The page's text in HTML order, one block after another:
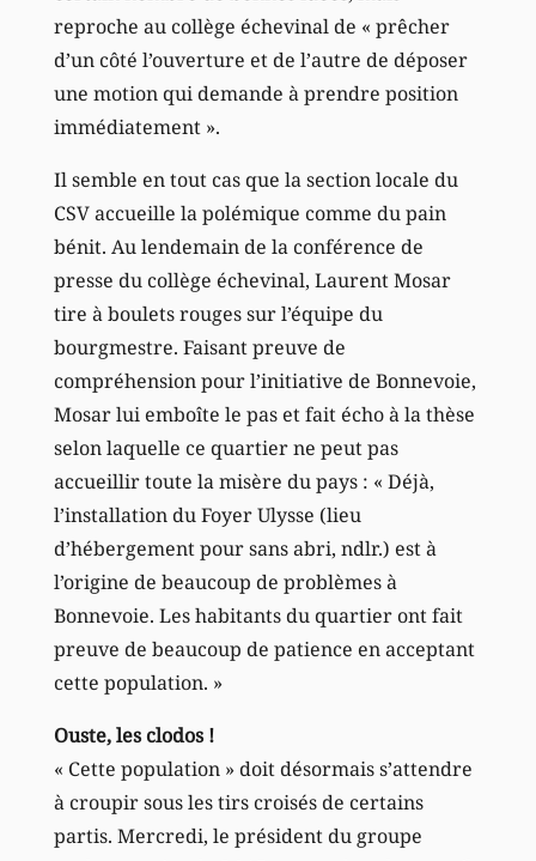
reproche au collège échevinal de « prêcher
d’un côté l’ouverture et de l’autre de déposer
une motion qui demande à prendre position
immédiatement ».
Il semble en tout cas que la section locale du
CSV accueille la polémique comme du pain
bénit. Au lendemain de la conférence de
presse du collège échevinal, Laurent Mosar
tire à boulets rouges sur l’équipe du
bourgmestre. Faisant preuve de
compréhension pour l’initiative de Bonnevoie,
Mosar lui emboîte le pas et fait écho à la thèse
selon laquelle ce quartier ne peut pas
accueillir toute la misère du pays : « Déjà,
l’installation du Foyer Ulysse (lieu
d’hébergement pour sans abri, ndlr.) est à
l’origine de beaucoup de problèmes à
Bonnevoie. Les habitants du quartier ont fait
preuve de beaucoup de patience en acceptant
cette population. »
Ouste, les clodos !
« Cette population » doit désormais s’attendre
à croupir sous les tirs croisés de certains
partis. Mercredi, le président du groupe